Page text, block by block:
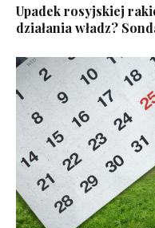
Upadek rosyjskiej
działania władz?